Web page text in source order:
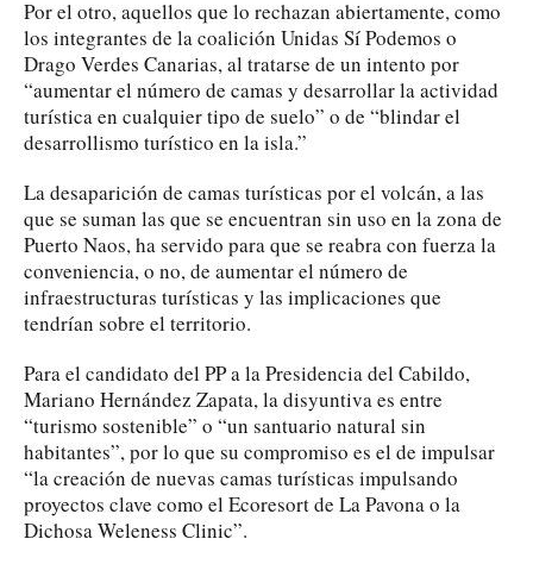
Por el otro, aquellos que lo rechazan abiertamente, como
los integrantes de la coalición Unidas Sí Podemos o
Drago Verdes Canarias, al tratarse de un intento por
“aumentar el número de camas y desarrollar la actividad
turística en cualquier tipo de suelo” o de “blindar el
desarrollismo turístico en la isla.”
La desaparición de camas turísticas por el volcán, a las
que se suman las que se encuentran sin uso en la zona de
Puerto Naos, ha servido para que se reabra con fuerza la
conveniencia, o no, de aumentar el número de
infraestructuras turísticas y las implicaciones que
tendrían sobre el territorio.
Para el candidato del PP a la Presidencia del Cabildo,
Mariano Hernández Zapata, la disyuntiva es entre
“turismo sostenible” o “un santuario natural sin
habitantes”, por lo que su compromiso es el de impulsar
“la creación de nuevas camas turísticas impulsando
proyectos clave como el Ecoresort de La Pavona o la
Dichosa Weleness Clinic”.